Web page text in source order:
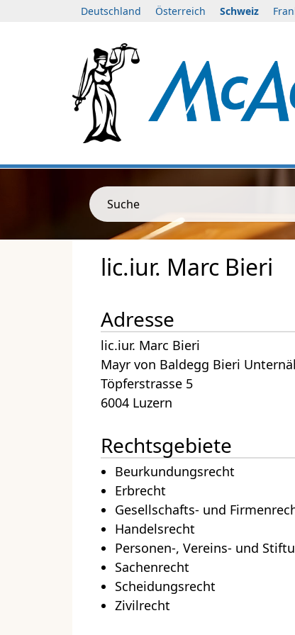
Deutschland Österreich Schweiz
Suche
lic.iur. Marc Bieri
Adresse
lic.iur. Marc Bieri
Mayr von Baldegg Bieri
Töpferstrasse 5
6004 Luzern
Rechtsgebiete
Beurkundungsrecht
Erbrecht
Gesellschafts- und
Handelsrecht
Personen-, Vereins- und
Sachenrecht
Scheidungsrecht
Zivilrecht